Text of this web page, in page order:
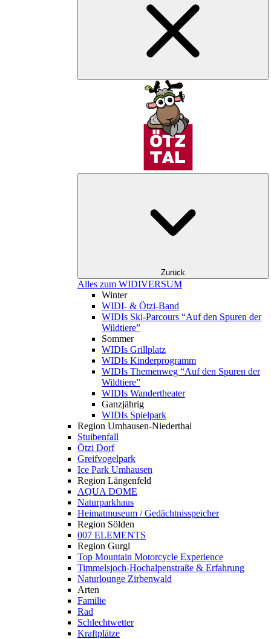
Zurück
Alles zum WIDIVERSUM
Winter
WIDI- & Ötzi-Band
WIDIs Ski-Parcours “Auf den Spuren der
Wildtiere”
Sommer
WIDIs Grillplatz
WIDIs Kinderprogramm
WIDIs Themenweg “Auf den Spuren der
Wildtiere”
WIDIs Wandertheater
Ganzjährig
WIDIs Spielpark
Region Umhausen-Niederthai
Stuibenfall
Ötzi Dorf
Greifvogelpark
Ice Park Umhausen
Region Längenfeld
AQUA DOME
Naturparkhaus
Heimatmuseum / Gedächtnisspeicher
Region Sölden
007 ELEMENTS
Region Gurgl
Top Mountain Motorcycle Experience
Timmelsjoch-Hochalpenstraße & Erfahrung
Naturlounge Zirbenwald
Arten
Familie
Rad
Schlechtwetter
Kraftplätze